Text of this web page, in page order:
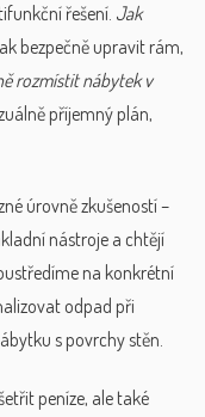
řešení. Jak
bezpečně upravit rám,
rozmístit nábytek v
příjemný plán,
úrovně zkušeností –
nástroje a chtějí
na konkrétní
odpad při
s povrchy stěn.
peníze, ale také